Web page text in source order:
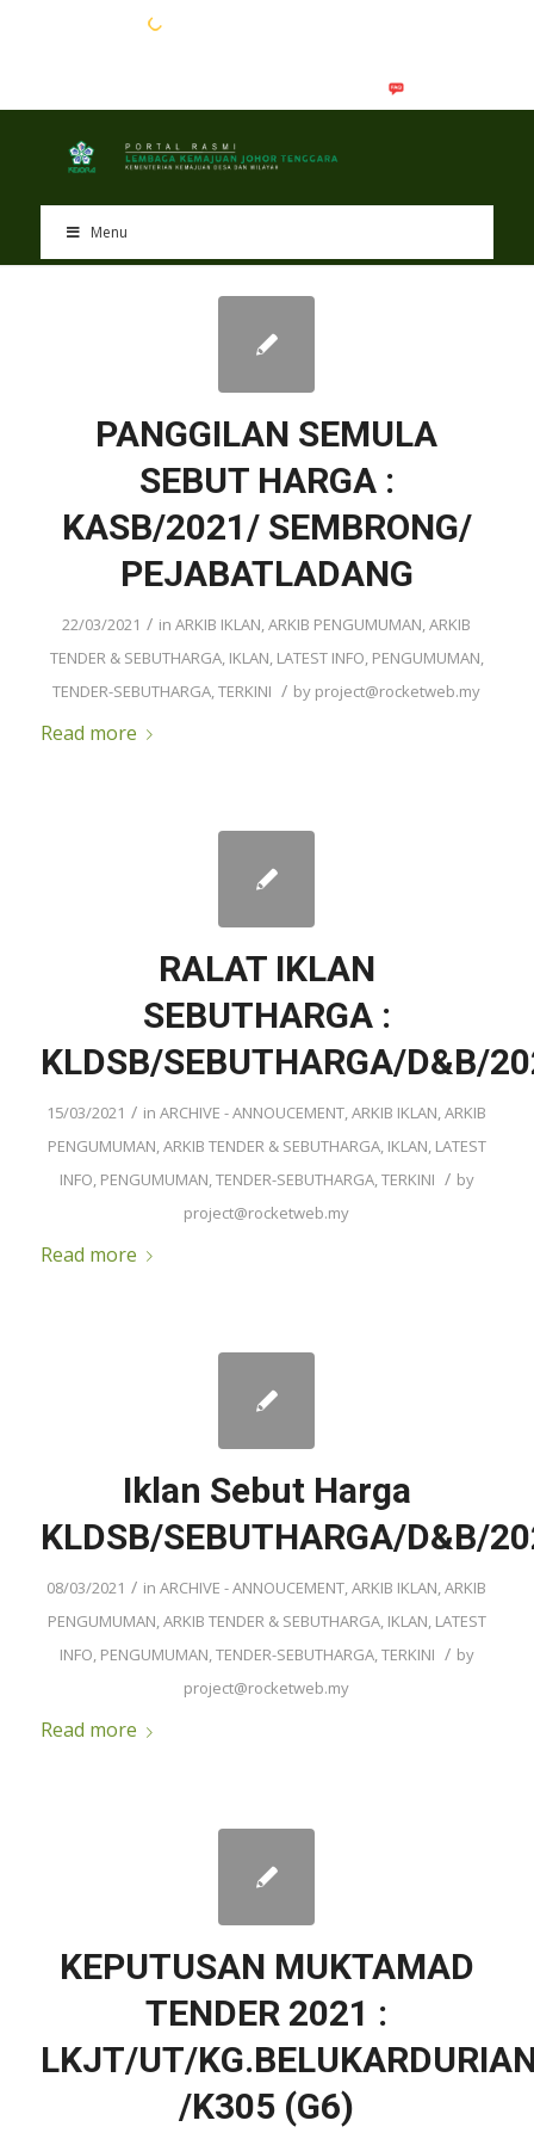
Menu
PANGGILAN SEMULA
SEBUT HARGA :
KASB/2021/ SEMBRONG/
PEJABATLADANG
22/03/2021 / inARKIB IKLAN,ARKIB PENGUMUMAN,ARKIB
TENDER & SEBUTHARGA, IKLAN, LATEST INFO, PENGUMUMAN,
TENDER-SEBUTHARGA,TERKINI / by project@rocketweb.my
Read more
RALAT IKLAN
SEBUTHARGA :
KLDSB/SEBUTHARGA/D&B/
15/03/2021 / inARCHIVE - ANNOUCEMENT,ARKIB IKLAN,ARKIB
PENGUMUMAN,ARKIB TENDER & SEBUTHARGA, IKLAN, LATEST
INFO, PENGUMUMAN,TENDER-SEBUTHARGA,TERKINI / by
project@rocketweb.my
Read more
Iklan Sebut Harga
KLDSB/SEBUTHARGA/D&B/
08/03/2021 / inARCHIVE - ANNOUCEMENT,ARKIB IKLAN,ARKIB
PENGUMUMAN,ARKIB TENDER & SEBUTHARGA, IKLAN, LATEST
INFO, PENGUMUMAN,TENDER-SEBUTHARGA,TERKINI / by
project@rocketweb.my
Read more
KEPUTUSAN MUKTAMAD
TENDER 2021 :
LKJT/UT/
/K305 (G6)